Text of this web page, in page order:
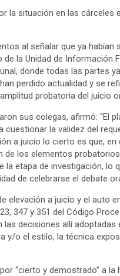
la situación en las cárceles
al señalar que ya
la Unidad de Información
donde todas las partes
perdido actualidad y se
probatoria del juicio
sus colegas, afirmó: “El
cuestionar la validez del
a juicio lo cierto es que,
de los elementos
etapa de investigación, lo
de celebrarse el debate
elevación a juicio y el auto
347 y 351 del Código
decisiones allí adoptadas
o el estilo, la técnica
“cierto y demostrado” a